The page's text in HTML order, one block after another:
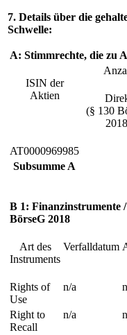
7. Details über die
Schwelle:
A: Stimmrechte, die zu
ISIN der
Aktien
(§ 130
AT0000969985
Subsumme A
B 1: Finanzinstrumente
BörseG 2018
Art des
Instruments
Verfalldatum
Rights of
Use
n/a
Right to
Recall
n/a